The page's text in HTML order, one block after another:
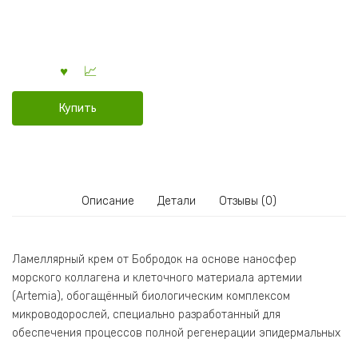
Купить
Описание Детали Отзывы (0)
Ламеллярный крем от Бобродок на основе наносфер
морского коллагена и клеточного материала артемии
(Artemia), обогащённый биологическим комплексом
микроводорослей, специально разработанный для
обеспечения процессов полной регенерации эпидермальных